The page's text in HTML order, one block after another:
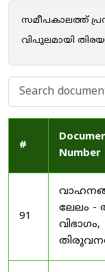
സമീപകാലത്ത്
വിപുലമായി
#
Number
91
ലേലം -
വിഭാഗം,